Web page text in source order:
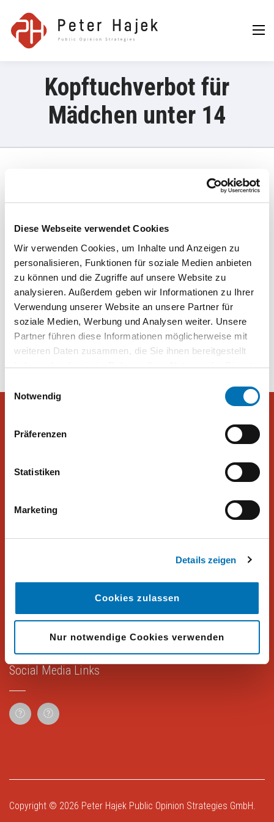
Diese Webseite verwendet Cookies
Wir verwenden Cookies, um Inhalte und Anzeigen zu
personalisieren, Funktionen für soziale Medien anbieten
zu können und die Zugriffe auf unsere Website zu
analysieren. Außerdem geben wir Informationen zu Ihrer
Verwendung unserer Website an unsere Partner für
soziale Medien, Werbung und Analysen weiter. Unsere
Partner führen diese Informationen möglicherweise mit
weiteren Daten zusammen, die Sie ihnen bereitgestellt
haben oder die sie im Rahmen Ihrer Nutzung der Dienste
Cookies, wenn Sie unsere Webseite weiterhin nutzen.
Notwendig
Präferenzen
Statistiken
Marketing
Details zeigen
Cookies zulassen
Nur notwendige Cookies verwenden
Strategies GmbH
Kopftuchverbot für
Mädchen unter 14
Integrationspolitik des Landes. Große Skepsis gegenüber dem
Zuzug.
Integrationsbarometer: Drei von vier Österreicher wollen
Kopftuchverbot für Mädchen unter 14
Beitragsnavigation
Aktuell: Frage der Woche
Deutsch als größte
Herausforderung
Peter Hajek Public Opinion Strategies bietet fundierte Markt- und
Organisationen.
Datenschutz
Social Media Links
Copyright © 2026 Peter Hajek Public Opinion Strategies GmbH.